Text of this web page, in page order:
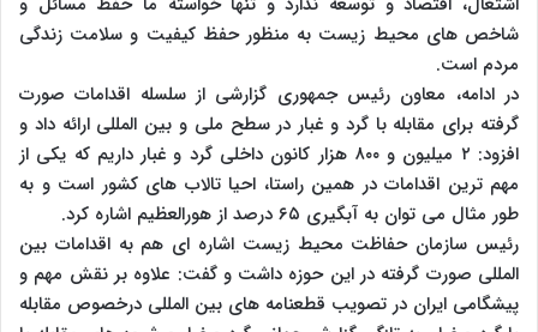
شاخص های محیط زیست به منظور حفظ کیفیت و سلامت زندگی
مردم است.
در ادامه، معاون رئیس جمهوری گزارشی از سلسله اقدامات صورت
گرفته برای مقابله با گرد و غبار در سطح ملی و بین المللی ارائه داد و
افزود: ۲ میلیون و ۸۰۰ هزار کانون داخلی گرد و غبار داریم که یکی از
مهم ترین اقدامات در همین راستا، احیا تالاب های کشور است و به
طور مثال می توان به آبگیری ۶۵ درصد از هورالعظیم اشاره کرد.
رئیس سازمان حفاظت محیط زیست اشاره ای هم به اقدامات بین
المللی صورت گرفته در این حوزه داشت و گفت: علاوه بر نقش مهم و
پیشگامی ایران در تصویب قطعنامه های بین المللی درخصوص مقابله